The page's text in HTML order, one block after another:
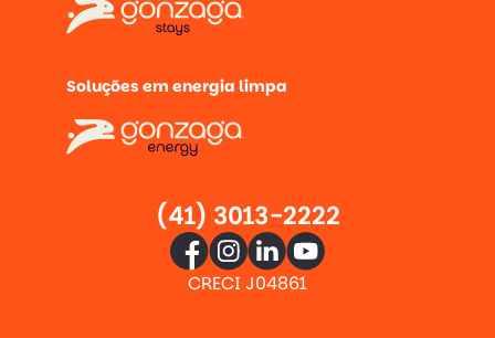
Soluções em energia limpa
(41) 3013-2222
CRECI J04861